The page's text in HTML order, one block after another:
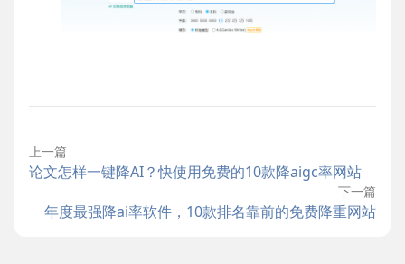
上一篇
论文怎样一键降AI？快使用免费的10款降aigc率网站
下一篇
年度最强降ai率软件，10款排名靠前的免费降重网站